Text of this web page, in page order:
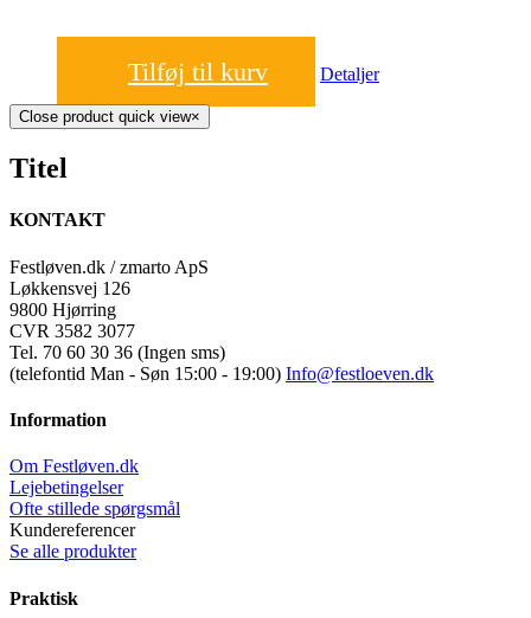
Tilføj til kurv Detaljer
Close product quick view×
Titel
KONTAKT
Festløven.dk / zmarto ApS
Løkkensvej 126
9800 Hjørring
CVR 3582 3077
Tel. 70 60 30 36 (Ingen sms)
(telefontid Man - Søn 15:00 - 19:00) Info@festloeven.dk
Information
Om Festløven.dk
Lejebetingelser
Ofte stillede spørgsmål
Kundereferencer
Se alle produkter
Praktisk